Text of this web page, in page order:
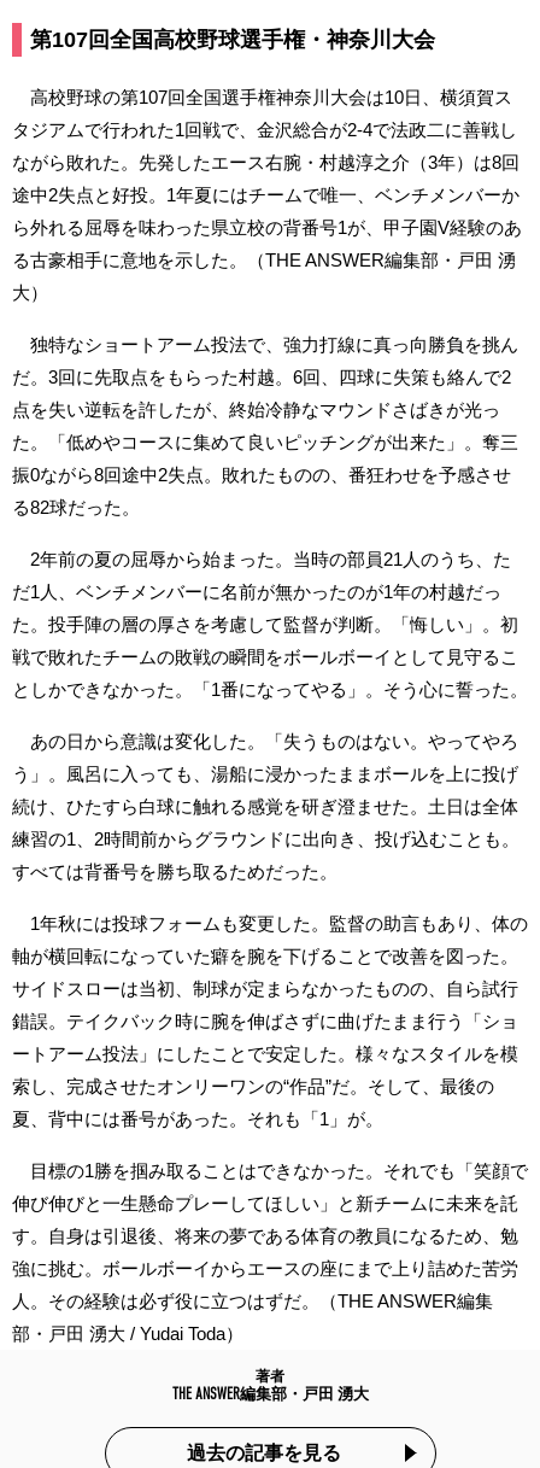
第107回全国高校野球選手権・神奈川大会
高校野球の第107回全国選手権神奈川大会は10日、横須賀ス
タジアムで行われた1回戦で、金沢総合が2-4で法政二に善戦し
ながら敗れた。先発したエース右腕・村越淳之介（3年）は8回
途中2失点と好投。1年夏にはチームで唯一、ベンチメンバーか
ら外れる屈辱を味わった県立校の背番号1が、甲子園V経験のあ
る古豪相手に意地を示した。（THE ANSWER編集部・戸田 湧
大）
独特なショートアーム投法で、強力打線に真っ向勝負を挑ん
だ。3回に先取点をもらった村越。6回、四球に失策も絡んで2
点を失い逆転を許したが、終始冷静なマウンドさばきが光っ
た。「低めやコースに集めて良いピッチングが出来た」。奪三
振0ながら8回途中2失点。敗れたものの、番狂わせを予感させ
る82球だった。
2年前の夏の屈辱から始まった。当時の部員21人のうち、た
だ1人、ベンチメンバーに名前が無かったのが1年の村越だっ
た。投手陣の層の厚さを考慮して監督が判断。「悔しい」。初
戦で敗れたチームの敗戦の瞬間をボールボーイとして見守るこ
としかできなかった。「1番になってやる」。そう心に誓った。
あの日から意識は変化した。「失うものはない。やってやろ
う」。風呂に入っても、湯船に浸かったままボールを上に投げ
続け、ひたすら白球に触れる感覚を研ぎ澄ませた。土日は全体
練習の1、2時間前からグラウンドに出向き、投げ込むことも。
すべては背番号を勝ち取るためだった。
1年秋には投球フォームも変更した。監督の助言もあり、体の
軸が横回転になっていた癖を腕を下げることで改善を図った。
サイドスローは当初、制球が定まらなかったものの、自ら試行
錯誤。テイクバック時に腕を伸ばさずに曲げたまま行う「ショ
ートアーム投法」にしたことで安定した。様々なスタイルを模
索し、完成させたオンリーワンの“作品”だ。そして、最後の
夏、背中には番号があった。それも「1」が。
目標の1勝を掴み取ることはできなかった。それでも「笑顔で
伸び伸びと一生懸命プレーしてほしい」と新チームに未来を託
す。自身は引退後、将来の夢である体育の教員になるため、勉
強に挑む。ボールボーイからエースの座にまで上り詰めた苦労
人。その経験は必ず役に立つはずだ。（THE ANSWER編集
部・戸田 湧大 / Yudai Toda）
著者
THE ANSWER編集部・戸田 湧大
過去の記事を見る